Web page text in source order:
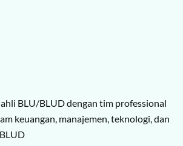
BLU/BLUD dengan tim professional
keuangan, manajemen, teknologi, dan